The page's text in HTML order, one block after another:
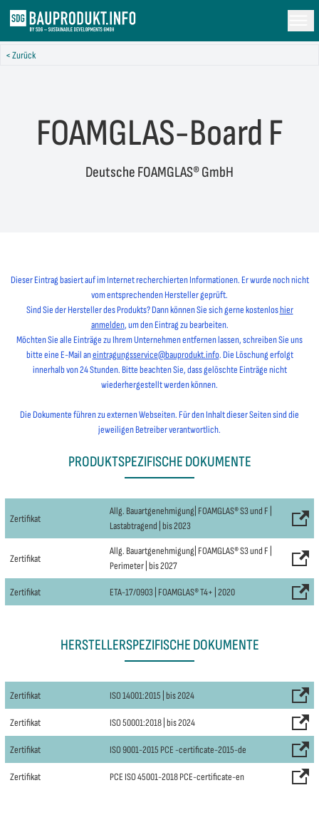
< Zurück
FOAMGLAS-Board F
Deutsche FOAMGLAS® GmbH
Dieser Eintrag basiert auf im Internet recherchierten Informationen. Er wurde noch nicht
vom entsprechenden Hersteller geprüft.
Sind Sie der Hersteller des Produkts? Dann können Sie sich gerne kostenloshier
anmelden, um den Eintrag zu bearbeiten.
Möchten Sie alle Einträge zu Ihrem Unternehmen entfernen lassen, schreiben Sie uns
bitte eine E-Mail aneintragungsservice@bauprodukt.info. Die Löschung erfolgt
innerhalb von 24 Stunden. Bitte beachten Sie, dass gelöschte Einträge nicht
wiederhergestellt werden können.
Die Dokumente führen zu externen Webseiten. Für den Inhalt dieser Seiten sind die
jeweiligen Betreiber verantwortlich.
PRODUKTSPEZIFISCHE DOKUMENTE
Zertifikat
Allg. Bauartgenehmigung| FOAMGLAS® S3 und F |
Lastabtragend | bis 2023
Zertifikat
Allg. Bauartgenehmigung| FOAMGLAS® S3 und F |
Perimeter | bis 2027
Zertifikat ETA-17/0903 | FOAMGLAS® T4+ | 2020
HERSTELLERSPEZIFISCHE DOKUMENTE
Zertifikat ISO 14001:2015 | bis 2024
Zertifikat ISO 50001:2018 | bis 2024
Zertifikat ISO 9001-2015 PCE -certificate-2015-de
Zertifikat PCE ISO 45001-2018 PCE-certificate-en